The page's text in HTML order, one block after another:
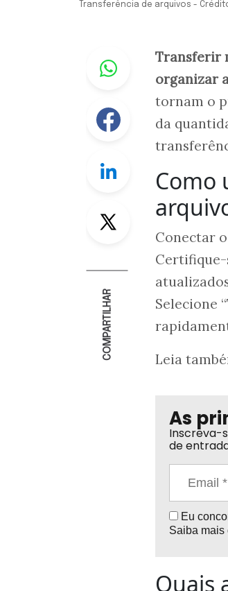
Transferência de arquivos -
Whastapp
Facebook
Twitter
COMPARTILHAR
Transferir
organizar
tornam o
da
Como
Conectar
Certifique-
Selecione
Leia
As
Inscreva-
de
Eu
Saiba mais
Quais